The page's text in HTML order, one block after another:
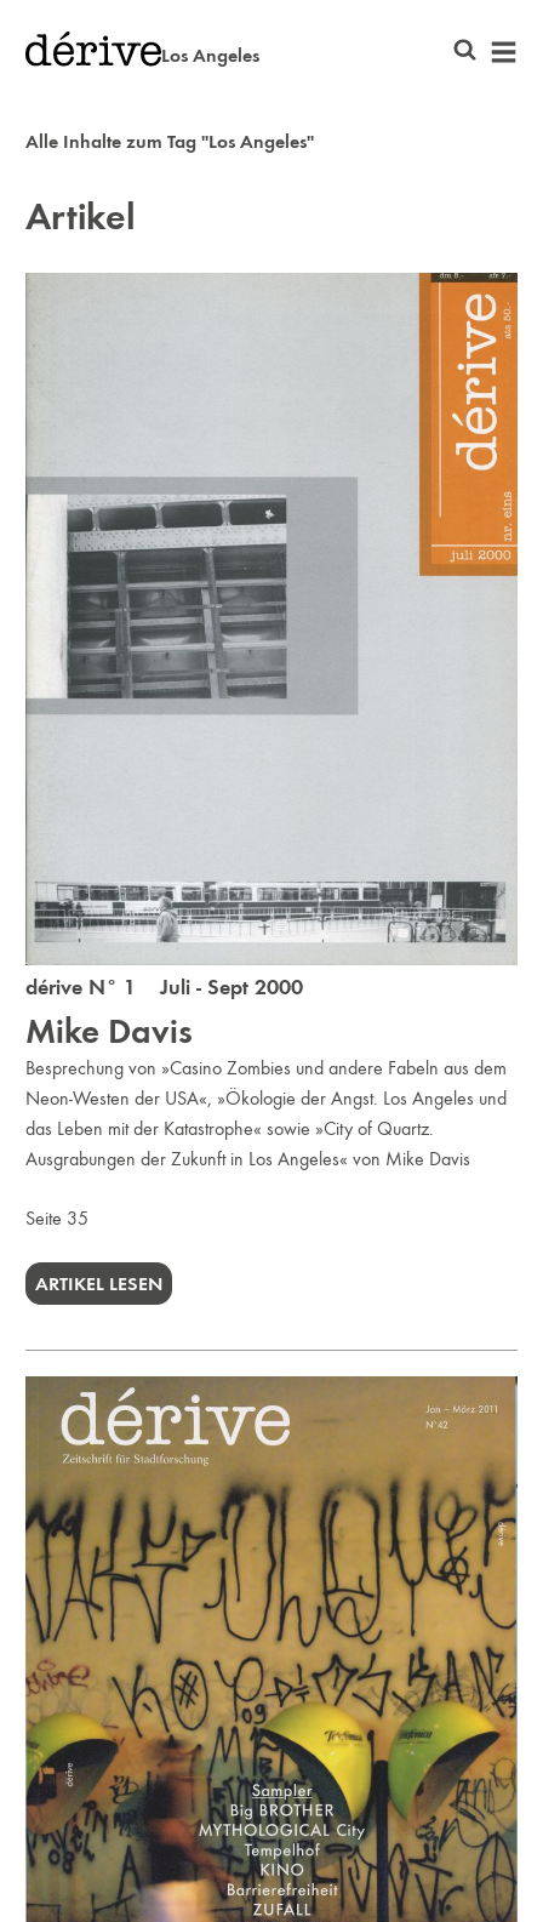
Los Angeles
Alle Inhalte zum Tag "Los Angeles"
Artikel
dérive N° 1 Juli - Sept 2000
Mike Davis
Besprechung von »Casino Zombies und andere Fabeln aus dem
Neon-Westen der USA«, »Ökologie der Angst. Los Angeles und
das Leben mit der Katastrophe« sowie »City of Quartz.
Ausgrabungen der Zukunft in Los Angeles« von Mike Davis
Seite 35
ARTIKEL LESEN